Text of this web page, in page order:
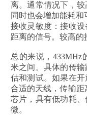
离。通常情况下，
同时也会增加能耗和
接收灵敏度：接收
距离的信号。较高的
总的来说，433MHz
米之间。具体的传
估和测试。如果在
合适的天线，传输距
芯片，具有低功耗
微。